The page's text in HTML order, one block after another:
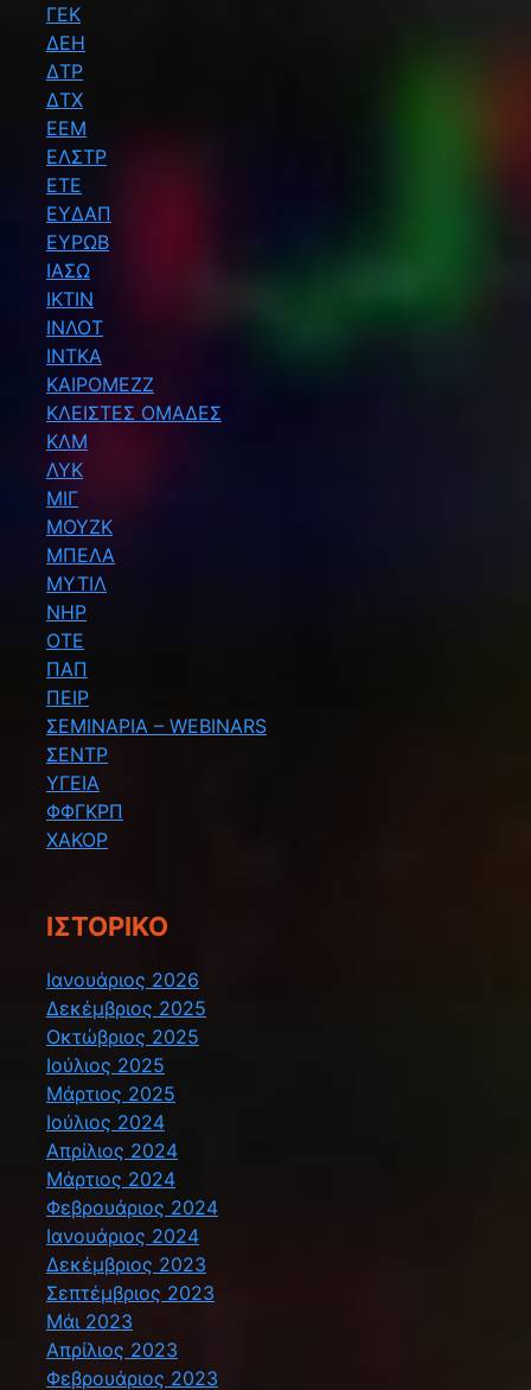
ΓΕΚ
ΔΕΗ
ΔΤΡ
ΔΤΧ
ΕΕΜ
ΕΛΣΤΡ
ΕΤΕ
ΕΥΔΑΠ
ΕΥΡΩΒ
ΙΑΣΩ
ΙΚΤΙΝ
ΙΝΛΟΤ
ΙΝΤΚΑ
ΚΑΙΡΟΜΕΖΖ
ΚΛΕΙΣΤΕΣ ΟΜΑΔΕΣ
ΚΛΜ
ΛΥΚ
ΜΙΓ
ΜΟΥΖΚ
ΜΠΕΛΑ
ΜΥΤΙΛ
ΝΗΡ
ΟΤΕ
ΠΑΠ
ΠΕΙΡ
ΣΕΜΙΝΑΡΙΑ – WEBINARS
ΣΕΝΤΡ
ΥΓΕΙΑ
ΦΦΓΚΡΠ
ΧΑΚΟΡ
ΙΣΤΟΡΙΚΌ
Ιανουάριος 2026
Δεκέμβριος 2025
Οκτώβριος 2025
Ιούλιος 2025
Μάρτιος 2025
Ιούλιος 2024
Απρίλιος 2024
Μάρτιος 2024
Φεβρουάριος 2024
Ιανουάριος 2024
Δεκέμβριος 2023
Σεπτέμβριος 2023
Μάι 2023
Απρίλιος 2023
Φεβρουάριος 2023